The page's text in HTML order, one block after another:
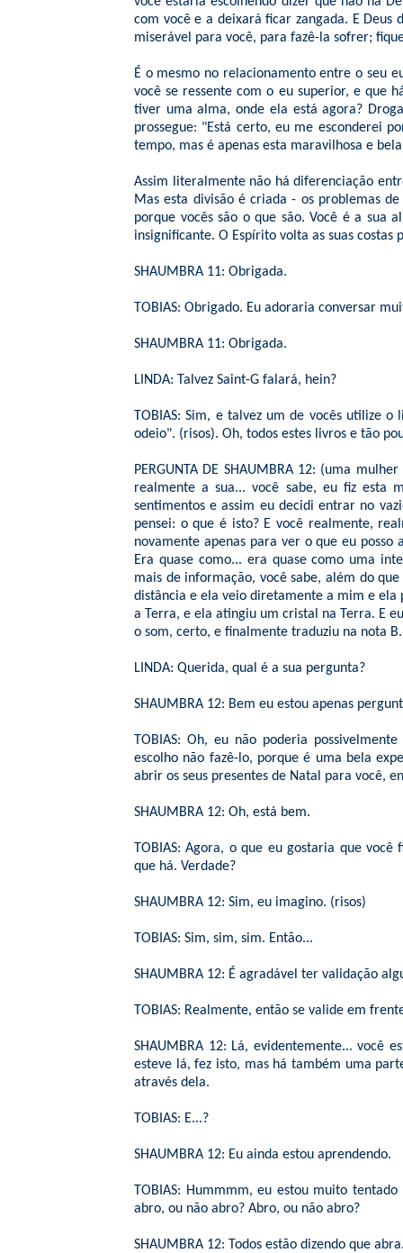
com você e a deixará ficar zangada. E
miserável para você, para fazê-la sofrer;
É o mesmo no relacionamento entre o seu
você se ressente com o eu superior, e que
tiver uma alma, onde ela está agora?
prossegue: "Está certo, eu me esconderei
tempo, mas é apenas esta maravilhosa e
Assim literalmente não há diferenciação
Mas esta divisão é criada - os problemas
porque vocês são o que são. Você é a sua
insignificante. O Espírito volta as suas
SHAUMBRA 11: Obrigada.
TOBIAS: Obrigado. Eu adoraria conversar
SHAUMBRA 11: Obrigada.
LINDA: Talvez Saint-G falará, hein?
TOBIAS: Sim, e talvez um de vocês utilize
odeio". (risos). Oh, todos estes livros e tão
PERGUNTA DE SHAUMBRA 12: (uma
realmente a sua... você sabe, eu fiz esta
sentimentos e assim eu decidi entrar no
pensei: o que é isto? E você realmente,
novamente apenas para ver o que eu
Era quase como... era quase como uma
mais de informação, você sabe, além do
distância e ela veio diretamente a mim e ela
a Terra, e ela atingiu um cristal na Terra. E
o som, certo, e finalmente traduziu na nota B.
LINDA: Querida, qual é a sua pergunta?
SHAUMBRA 12: Bem eu estou apenas
TOBIAS: Oh, eu não poderia
escolho não fazê-lo, porque é uma bela
abrir os seus presentes de Natal para você,
SHAUMBRA 12: Oh, está bem.
TOBIAS: Agora, o que eu gostaria que
que há. Verdade?
SHAUMBRA 12: Sim, eu imagino. (risos)
TOBIAS: Sim, sim, sim. Então...
SHAUMBRA 12: É agradável ter validação
TOBIAS: Realmente, então se valide em
SHAUMBRA 12: Lá, evidentemente... você
esteve lá, fez isto, mas há também uma
através dela.
TOBIAS: E...?
SHAUMBRA 12: Eu ainda estou aprendendo.
TOBIAS: Hummmm, eu estou muito
abro, ou não abro? Abro, ou não abro?
SHAUMBRA 12: Todos estão dizendo que